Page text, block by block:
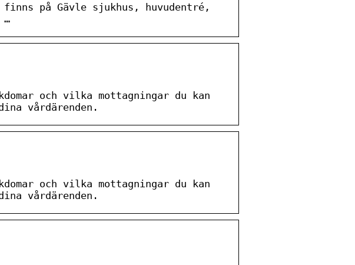
på Gävle sjukhus, huvudentré,
…
och vilka mottagningar du kan
vårdärenden.
och vilka mottagningar du kan
vårdärenden.